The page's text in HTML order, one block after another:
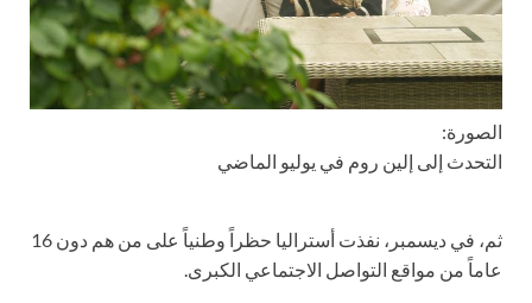
الصورة:
التحدث إلى إلين روم في يوليو الماضي
ثم، في ديسمبر، نفذت أستراليا حظراً وطنياً على من هم دون 16
عاماً من مواقع التواصل الاجتماعي الكبرى.